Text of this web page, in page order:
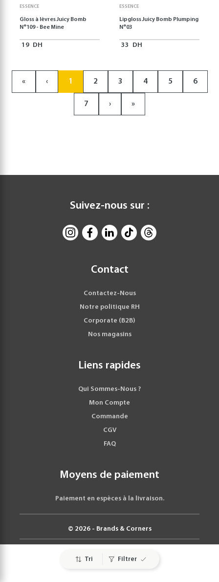
Tri Filtrer
ESSENCE
Gloss à lèvres Juicy Bomb
N°109 - Bee Mine
19 DH
ESSENCE
Lipgloss Juicy Bomb Plumping
N°03
33 DH
« ‹ 1 2 3 4 5 6
7 › »
Suivez-nous sur :
Contact
Contactez-Nous
Notre politique RH
Corporate (B2B)
Nos magasins
Liens rapides
Qui Sommes-Nous ?
Mon Compte
Commande
CGV
FAQ
Moyens de paiement
Paiement en espèces à la livraison.
© 2026 - Brands & Corners